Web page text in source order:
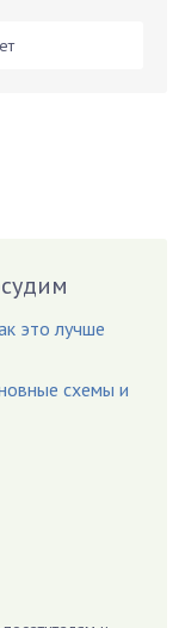
это лучше
схемы и